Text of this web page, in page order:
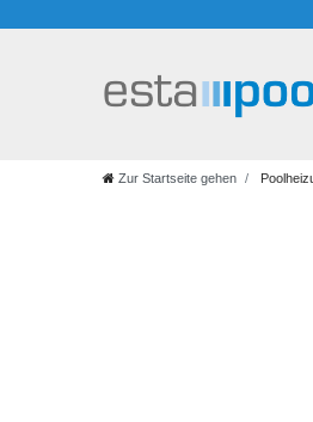
Zur Startseite gehen